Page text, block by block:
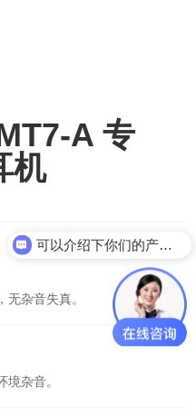
A 专
机
杂音失真。
杂音。
可以介绍下你们的产品么？